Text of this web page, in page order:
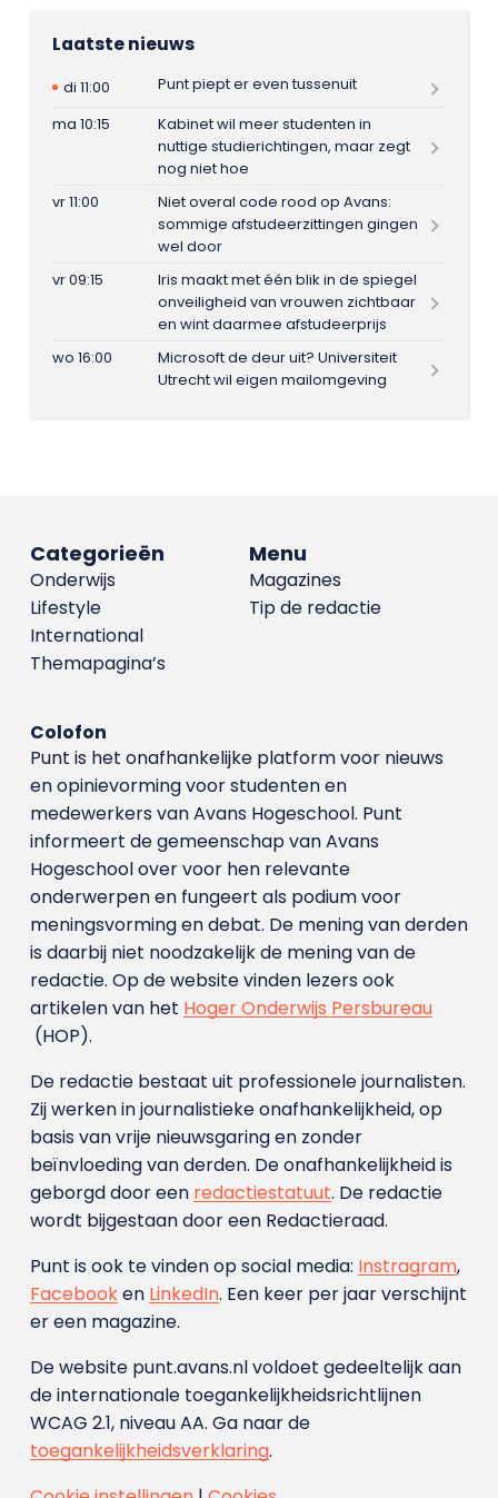
Laatste nieuws
di 11:00
Punt piept er even tussenuit
ma 10:15
Kabinet wil meer studenten in
nuttige studierichtingen, maar zegt
nog niet hoe
vr 11:00
Niet overal code rood op Avans:
sommige afstudeerzittingen gingen
wel door
vr 09:15
Iris maakt met één blik in de spiegel
onveiligheid van vrouwen zichtbaar
en wint daarmee afstudeerprijs
wo 16:00
Microsoft de deur uit? Universiteit
Utrecht wil eigen mailomgeving
Menu
Magazines
Tip de redactie
Categorieën
Onderwijs
Lifestyle
International
Themapagina’s
Colofon
Punt is het onafhankelijke platform voor nieuws
en opinievorming voor studenten en
medewerkers van Avans Hoge­school. Punt
informeert de gemeenschap van Avans
Hogeschool over voor hen relevante
onderwerpen en fungeert als podium voor
meningsvorming en debat. De mening van derden
is daarbij niet noodzakelijk de mening van de
redactie. Op de website vinden lezers ook
artikelen van het Hoger Onderwijs Persbureau
(HOP).
De redactie bestaat uit professionele journalisten.
Zij werken in journalistieke onafhankelijkheid, op
basis van vrije nieuwsgaring en zonder
beïnvloeding van derden. De onafhankelijkheid is
geborgd door een redactiestatuut. De redactie
wordt bijgestaan door een Redactieraad.
Punt is ook te vinden op social media: Instragram,
Facebooken LinkedIn. Een keer per jaar verschijnt
er een magazine.
De website punt.avans.nl voldoet gedeeltelijk aan
de internationale toegankelijkheidsrichtlijnen
WCAG 2.1, niveau AA. Ga naar de
toegankelijkheidsverklaring.